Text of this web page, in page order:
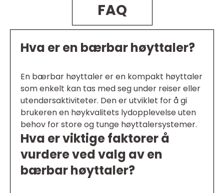
FAQ
Hva er en bærbar høyttaler?
En bærbar høyttaler er en kompakt høyttaler
som enkelt kan tas med seg under reiser eller
utendørsaktiviteter. Den er utviklet for å gi
brukeren en høykvalitets lydopplevelse uten
behov for store og tunge høyttalersystemer.
Hva er viktige faktorer å
vurdere ved valg av en
bærbar høyttaler?